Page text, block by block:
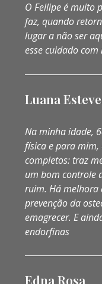
O Fellipe é muito
faz, quando
lugar a não ser
esse cuidado
Luana
Na minha idade,
física e para mim,
completos: traz
um bom controle
ruim. Há melhora
prevenção da
emagrecer. E
endorfinas
Edna Rosa